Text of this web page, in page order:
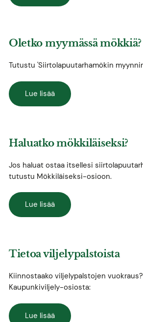
Oletko myymässä mökkiä?
Tutustu 'Siirtolapuutarhamökin
Lue lisää
Haluatko mökkiläiseksi?
Jos haluat ostaa itsellesi
tutustu Mökkiläiseksi-osioon.
Lue lisää
Tietoa viljelypalstoista
Kiinnostaako viljelypalstojen
Kaupunkiviljely-osiosta:
Lue lisää